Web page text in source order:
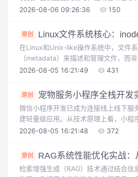
其原理有助于快速定位问题，例如配置
对其调试控制台快捷键（如F5、F10
2026-08-06 09:26:36 150
原创 Linux文件系统核心：
在Linux和Unix-like操作系统中，文件
（metadata）来描述和管理文件，而
系统中用于存储文件元数据（如权限、
技术价值在于，它是实现“一切皆文件
2026-08-05 16:21:49 431
原创 宠物服务小程序全栈开发
微信小程序开发已成为连接线上线下
建轻量级应用。从技术原理上看，小程
值在于为中小企业和个人开发者提供了
管理和服务预约系统，并详细解读了
2026-08-05 16:21:48 372
原创 RAG系统性能优化实战
检索增强生成（RAG）技术通过结合